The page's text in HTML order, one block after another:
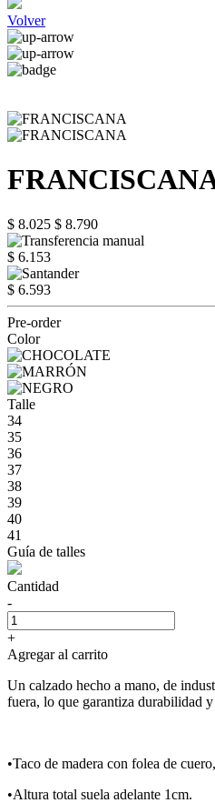
Volver
$ 8.025 $ 8.790
$ 6.153
$ 6.593
Pre-order
Color
Talle
34
35
36
37
38
39
40
41
Guía de talles
Cantidad
-
+
Agregar al carrito
Un calzado hecho a mano, de
fuera, lo que garantiza durabilidad
•Taco de madera con folea de
•Altura total suela adelante 1cm.